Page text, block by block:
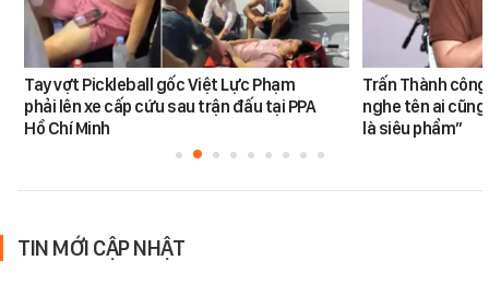
Tay vợt Pickleball gốc Việt Lực Phạm
phải lên xe cấp cứu sau trận đấu tại PPA
Hồ Chí Minh
Trấn Thành
nghe tên ai
là siêu phẩm”
TIN MỚI CẬP NHẬT